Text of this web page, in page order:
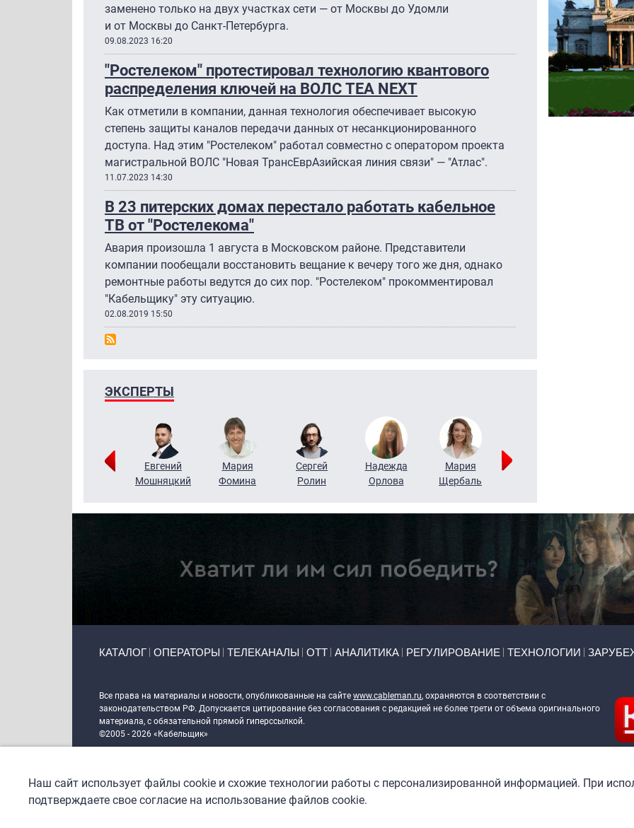
заменено только на двух участках сети — от Москвы до Удомли
и от Москвы до Санкт-Петербурга.
09.08.2023 16:20
"Ростелеком" протестировал технологию квантового
распределения ключей на ВОЛС TEA NEXT
Как отметили в компании, данная технология обеспечивает высокую
степень защиты каналов передачи данных от несанкционированного
доступа. Над этим "Ростелеком" работал совместно с оператором проекта
магистральной ВОЛС "Новая ТрансЕврАзийская линия связи" — "Атлас".
11.07.2023 14:30
В 23 питерских домах перестало работать кабельное
ТВ от "Ростелекома"
Авария произошла 1 августа в Московском районе. Представители
компании пообещали восстановить вещание к вечеру того же дня, однако
ремонтные работы ведутся до сих пор. "Ростелеком" прокомментировал
"Кабельщику" эту ситуацию.
02.08.2019 15:50
ЭКСПЕРТЫ
Виктор
Евгений
Мошняцкий
Мария
Фомина
Сергей
Ролин
Надежда
Орлова
Мария
Щербаль
КАТАЛОГ ОПЕРАТОРЫ ТЕЛЕКАНАЛЫ ОТТ АНАЛИТИКА РЕГУЛИРОВАНИЕ ТЕХНОЛОГИИ
Все права на материалы и новости, опубликованные на сайте www.cableman.ru, охраняются в соответствии с
законодательством РФ. Допускается цитирование без согласования с редакцией не более трети от объема оригинального
материала, с обязательной прямой гиперссылкой.
©2005 - 2026 «Кабельщик»
DrupalCoder — поддержка сайта c 2017 года
Наш сайт использует файлы cookie и схожие технологии работы с персонализированной информацией. При
подтверждаете свое согласие на использование файлов cookie.